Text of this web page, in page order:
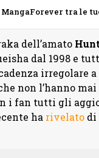
tra le
dell’amato
dal 1998 e
irregolare
non l’hanno
i fan tutti gli
ha rivelatodi